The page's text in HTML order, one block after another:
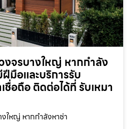
งจรบางใหญ่ หากกำลัง
มือและบริการรับ
อถือ ติดต่อได้ที่ รับเหมา
ใหญ่ หากกำลังหาช่า